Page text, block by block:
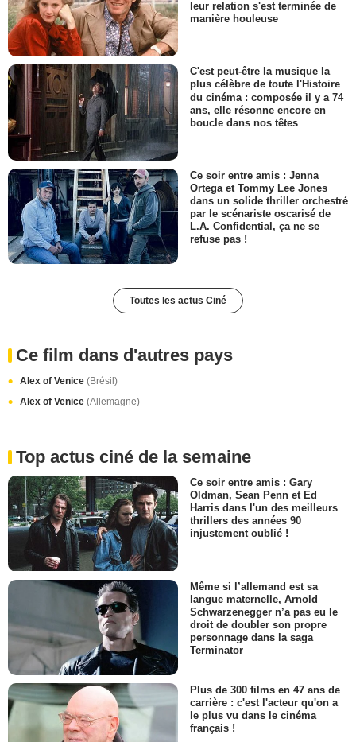
leur relation s'est terminée de
manière houleuse
C'est peut-être la musique la
plus célèbre de toute l'Histoire
du cinéma : composée il y a 74
ans, elle résonne encore en
boucle dans nos têtes
Ce soir entre amis : Jenna
Ortega et Tommy Lee Jones
dans un solide thriller orchestré
par le scénariste oscarisé de
L.A. Confidential, ça ne se
refuse pas !
Toutes les actus Ciné
Ce film dans d'autres pays
Alex of Venice (Brésil)
Alex of Venice (Allemagne)
Top actus ciné de la semaine
Ce soir entre amis : Gary
Oldman, Sean Penn et Ed
Harris dans l'un des meilleurs
thrillers des années 90
injustement oublié !
Même si l’allemand est sa
langue maternelle, Arnold
Schwarzenegger n’a pas eu le
droit de doubler son propre
personnage dans la saga
Terminator
Plus de 300 films en 47 ans de
carrière : c'est l'acteur qu'on a
le plus vu dans le cinéma
français !